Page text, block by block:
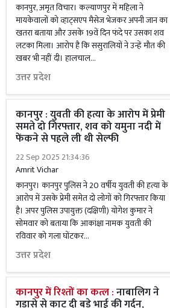
कानपुर, अमृत विचार। कल्याणपुर में महिला ने
मायकेवालों को व्हाट्सएप मैसेज भेजकर अपनी जान का
खतरा बताया और उसके 19वें दिन फंदे पर उसका शव
लटका मिला। आरोप है कि ससुरालियों ने उन्हें मौत की
खबर भी नहीं दी। हालचाल...
उत्तर प्रदेश
कानपुर : युवती की हत्या के आरोप में प्रेमी
समते दो गिरफ्तार, शव को यमुना नदी में
फेंकने से पहले ली थी सेल्फी
22 Sep 2025 21:34:36
Amrit Vichar
कानपुर। कानपुर पुलिस ने 20 वर्षीय युवती की हत्या के
आरोप में उसके प्रेमी समेत दो लोगों को गिरफ्तार किया
है। अपर पुलिस उपायुक्त (दक्षिणी) योगेश कुमार ने
सोमवार को बताया कि आकांक्षा नामक युवती की
रविवार को गला घोंटकर...
उत्तर प्रदेश
कानपुर में रिश्तों का कत्ल :नाबालिग ने
गड़ासे से काट दी बड़े भाई की गर्दन,